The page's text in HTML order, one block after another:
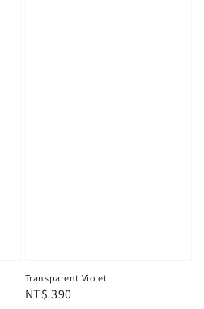
Transparent Violet
Regular
NT$ 390